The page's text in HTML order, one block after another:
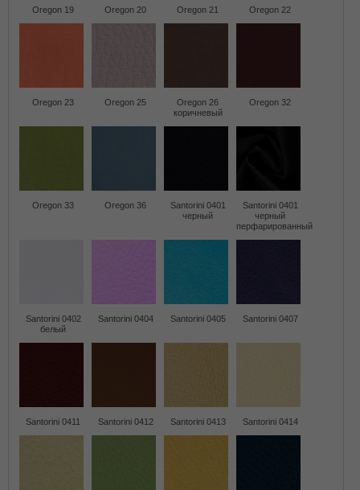
Oregon 19 Oregon 20 Oregon 21 Oregon 22
Oregon 23 Oregon 25
Oregon 26
коричневый
Oregon 32
Oregon 33 Oregon 36
Santorini 0401
черный
Santorini 0401
черный
перфарированный
Santorini 0402
белый
Santorini 0404 Santorini 0405 Santorini 0407
Santorini 0411 Santorini 0412 Santorini 0413 Santorini 0414